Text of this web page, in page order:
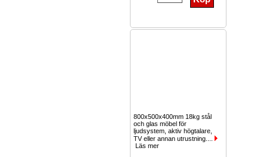
800x500x400mm 18kg stål
och glas möbel för
ljudsystem, aktiv högtalare,
TV eller annan utrustning....
Läs mer